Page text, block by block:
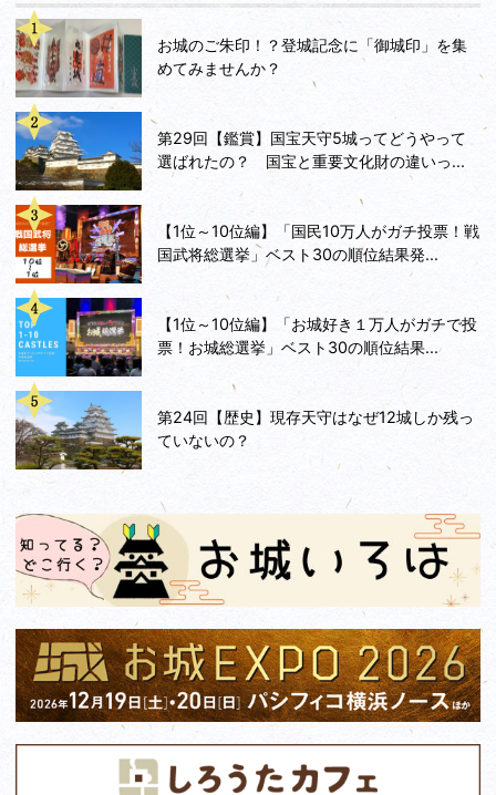
お城のご朱印！？登城記念に「御城印」を集
めてみませんか？
第29回【鑑賞】国宝天守5城ってどうやって
選ばれたの？ 国宝と重要文化財の違いっ...
【1位～10位編】「国民10万人がガチ投票！戦
国武将総選挙」ベスト30の順位結果発...
【1位～10位編】「お城好き１万人がガチで投
票！お城総選挙」ベスト30の順位結果...
第24回【歴史】現存天守はなぜ12城しか残っ
ていないの？